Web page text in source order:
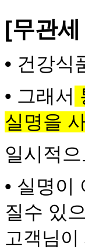
[무관
• 건강식
• 그래서
실명을
일시적
• 실명이
질수 있
고객님